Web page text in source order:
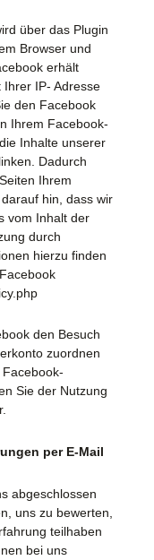
über das Plugin
Browser und
erhält
IP- Adresse
den Facebook
Ihrem Facebook-
Inhalte unserer
Dadurch
Ihrem
hin, dass wir
vom Inhalt der
durch
hierzu finden
den Besuch
zuordnen
Sie der Nutzung
per E-Mail
abgeschlossen
uns zu bewerten,
teilhaben
bei uns